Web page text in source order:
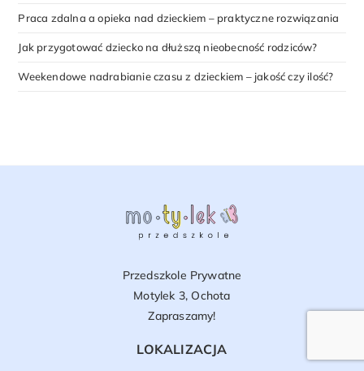
Praca zdalna a opieka nad dzieckiem – praktyczne rozwiązania
Jak przygotować dziecko na dłuższą nieobecność rodziców?
Weekendowe nadrabianie czasu z dzieckiem – jakość czy ilość?
Przedszkole Prywatne
Motylek 3, Ochota
Zapraszamy!
LOKALIZACJA